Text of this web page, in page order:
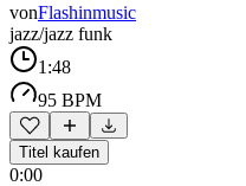
vonFlashinmusic
jazz/jazz funk
1:48
95 BPM
Titel kaufen
0:00